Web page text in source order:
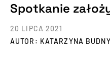
Spotkanie
AUTOR: KATARZYNA BUDNY
20 LIPCA 2021